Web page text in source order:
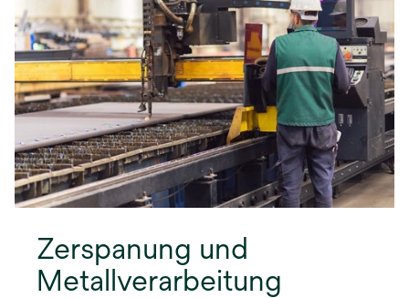
Zerspanung und
Metallverarbeitung